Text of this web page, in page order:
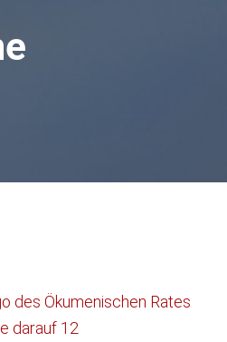
des Ökumenischen Rates
darauf 12